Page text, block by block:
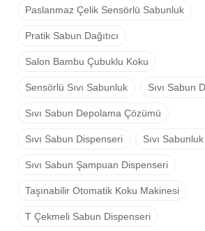
Paslanmaz Çelik Sensörlü Sabunluk
Pratik Sabun Dağıtıcı
Salon Bambu Çubuklu Koku
Sensörlü Sıvı Sabunluk Sıvı Sabun
Sıvı Sabun Depolama Çözümü
Sıvı Sabun Dispenseri Sıvı Sabunluk
Sıvı Sabun Şampuan Dispenseri
Taşınabilir Otomatik Koku Makinesi
T Çekmeli Sabun Dispenseri